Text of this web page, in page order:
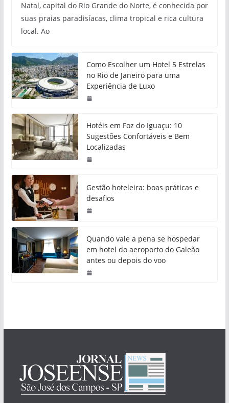
Natal, capital do Rio Grande do Norte, é conhecida por
suas praias paradisíacas, clima tropical e rica cultura
local. Ao
Como Escolher um Hotel 5 Estrelas
no Rio de Janeiro para uma
Experiência de Luxo
Hotéis em Foz do Iguaçu: 10
Sugestões Confortáveis e Bem
Localizadas
Gestão hoteleira: boas práticas e
desafios
Quando vale a pena se hospedar
em hotel do aeroporto do Galeão
antes ou depois do voo